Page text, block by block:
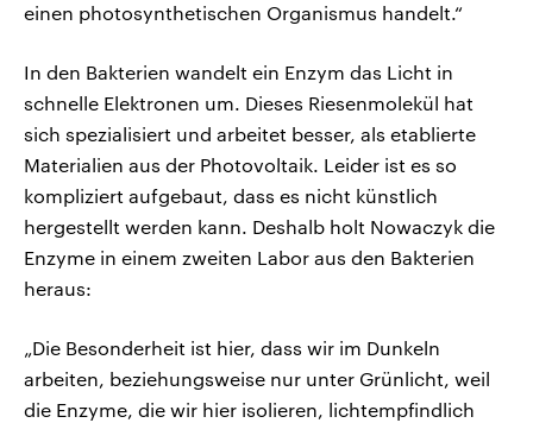
einen photosynthetischen Organismus handelt.“
In den Bakterien wandelt ein Enzym das Licht in
schnelle Elektronen um. Dieses Riesenmolekül hat
sich spezialisiert und arbeitet besser, als etablierte
Materialien aus der Photovoltaik. Leider ist es so
kompliziert aufgebaut, dass es nicht künstlich
hergestellt werden kann. Deshalb holt Nowaczyk die
Enzyme in einem zweiten Labor aus den Bakterien
heraus:
„Die Besonderheit ist hier, dass wir im Dunkeln
arbeiten, beziehungsweise nur unter Grünlicht, weil
die Enzyme, die wir hier isolieren, lichtempfindlich